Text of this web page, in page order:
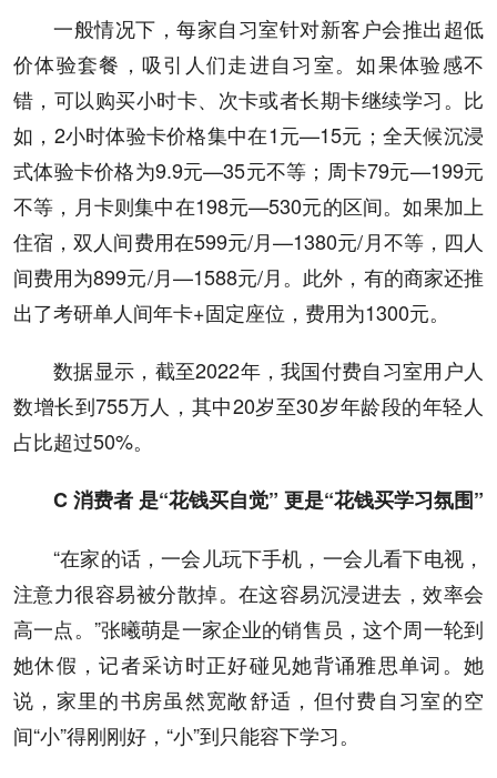
一般情况下，每家自习室针对新客户会推出超低
价体验套餐，吸引人们走进自习室。如果体验感不
错，可以购买小时卡、次卡或者长期卡继续学习。比
如，2小时体验卡价格集中在1元—15元；全天候沉浸
式体验卡价格为9.9元—35元不等；周卡79元—199元
不等，月卡则集中在198元—530元的区间。如果加上
住宿，双人间费用在599元/月—1380元/月不等，四人
间费用为899元/月—1588元/月。此外，有的商家还推
出了考研单人间年卡+固定座位，费用为1300元。
数据显示，截至2022年，我国付费自习室用户人
数增长到755万人，其中20岁至30岁年龄段的年轻人
占比超过50%。
C 消费者 是“花钱买自觉” 更是“花钱买学习氛围”
“在家的话，一会儿玩下手机，一会儿看下电视，
注意力很容易被分散掉。在这容易沉浸进去，效率会
高一点。”张曦萌是一家企业的销售员，这个周一轮到
她休假，记者采访时正好碰见她背诵雅思单词。她
说，家里的书房虽然宽敞舒适，但付费自习室的空
间“小”得刚刚好，“小”到只能容下学习。